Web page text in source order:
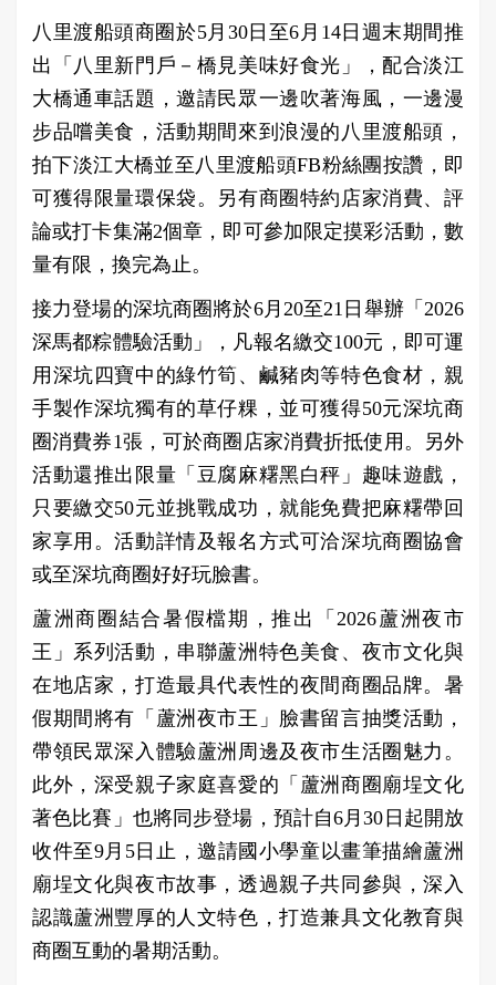
八里渡船頭商圈於5月30日至6月14日週末期間推
出「八里新門戶－橋見美味好食光」，配合淡江
大橋通車話題，邀請民眾一邊吹著海風，一邊漫
步品嚐美食，活動期間來到浪漫的八里渡船頭，
拍下淡江大橋並至八里渡船頭FB粉絲團按讚，即
可獲得限量環保袋。另有商圈特約店家消費、評
論或打卡集滿2個章，即可參加限定摸彩活動，數
量有限，換完為止。
接力登場的深坑商圈將於6月20至21日舉辦「2026
深馬都粽體驗活動」，凡報名繳交100元，即可運
用深坑四寶中的綠竹筍、鹹豬肉等特色食材，親
手製作深坑獨有的草仔粿，並可獲得50元深坑商
圈消費券1張，可於商圈店家消費折抵使用。另外
活動還推出限量「豆腐麻糬黑白秤」趣味遊戲，
只要繳交50元並挑戰成功，就能免費把麻糬帶回
家享用。活動詳情及報名方式可洽深坑商圈協會
或至深坑商圈好好玩臉書。
蘆洲商圈結合暑假檔期，推出「2026蘆洲夜市
王」系列活動，串聯蘆洲特色美食、夜市文化與
在地店家，打造最具代表性的夜間商圈品牌。暑
假期間將有「蘆洲夜市王」臉書留言抽獎活動，
帶領民眾深入體驗蘆洲周邊及夜市生活圈魅力。
此外，深受親子家庭喜愛的「蘆洲商圈廟埕文化
著色比賽」也將同步登場，預計自6月30日起開放
收件至9月5日止，邀請國小學童以畫筆描繪蘆洲
廟埕文化與夜市故事，透過親子共同參與，深入
認識蘆洲豐厚的人文特色，打造兼具文化教育與
商圈互動的暑期活動。